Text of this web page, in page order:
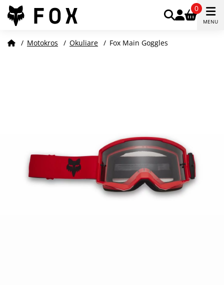
0
MENU
/ Motokros / Okuliare / Fox Main Goggles